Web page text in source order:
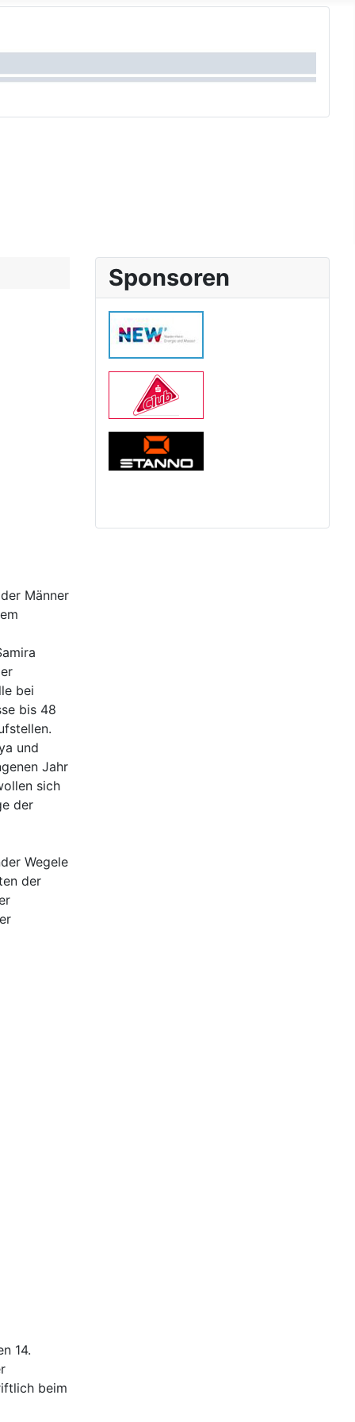
Männer
bei
bis 48
und
Jahr
sich
der
Wegele
der
14.
beim
Sponsoren